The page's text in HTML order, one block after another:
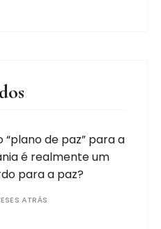
“plano de paz” para a
é realmente um
para a paz?
ATRÁS